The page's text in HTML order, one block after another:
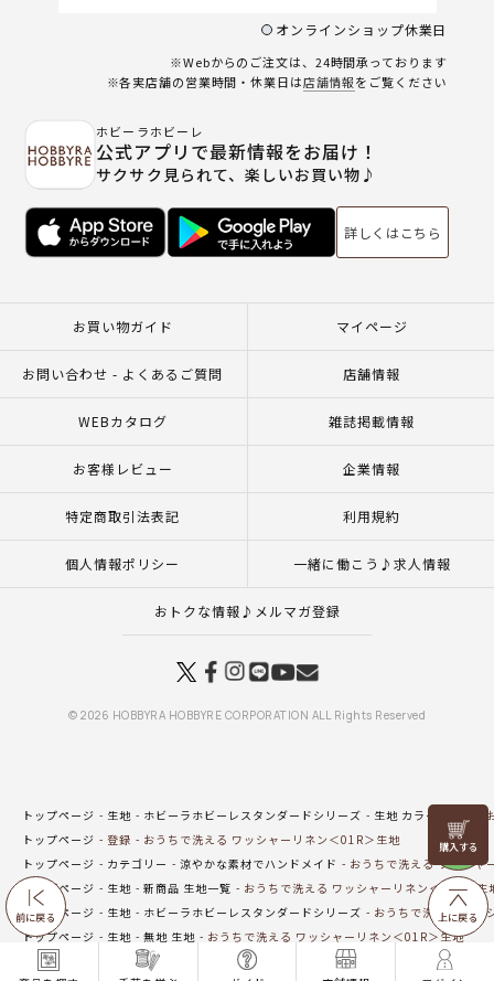
前に戻る
リリヤン
フェア
上に戻る
オンラインショップ休業日
※Webからのご注文は、24時間承っております
※各実店舗の営業時間・休業日は店舗情報をご覧ください
ホビーラホビーレ
公式アプリで最新情報をお届け！
サクサク見られて、楽しいお買い物♪
詳しくはこちら
お買い物ガイド マイページ
お問い合わせ - よくあるご質問 店舗情報
WEBカタログ 雑誌掲載情報
お客様レビュー 企業情報
特定商取引法表記 利用規約
個人情報ポリシー 一緒に働こう♪求人情報
おトクな情報♪メルマガ登録
© 2026 HOBBYRA HOBBYRE CORPORATION ALL Rights Reserved
トップページ 生地 ホビーラホビーレスタンダードシリーズ 生地 カラーリネン
トップページ
登録
おうちで洗える ワッシャーリネン＜01R＞生地
トップページ
カテゴリー 涼やかな素材でハンドメイド
おうちで洗える ワッシャ
トップページ
生地 新商品 生地一覧
おうちで洗える ワッシャーリネン＜01R＞生
トップページ
生地 ホビーラホビーレスタンダードシリーズ
おうちで洗える ワッ
トップページ
生地 無地 生地
おうちで洗える ワッシャーリネン＜01R＞生地
トップページ
春夏素材
おうちで洗える ワッシャーリネン＜01R＞生地